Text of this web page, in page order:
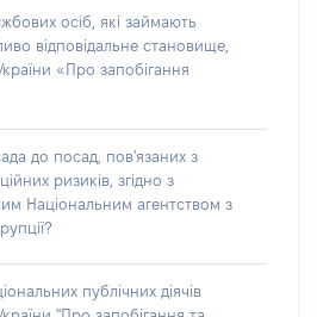
осіб, які займають
відповідальне становище,
«Про запобігання
до посад, пов'язаних з
ризиків, згідно з
Національним агентством з
публічних діячів